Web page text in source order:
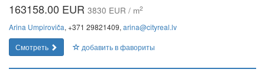
163158.00 EUR 3830 EUR / m2
Arina Umpiroviča, +371 29821409, arina@cityreal.lv
Смотреть
добавить в фавориты